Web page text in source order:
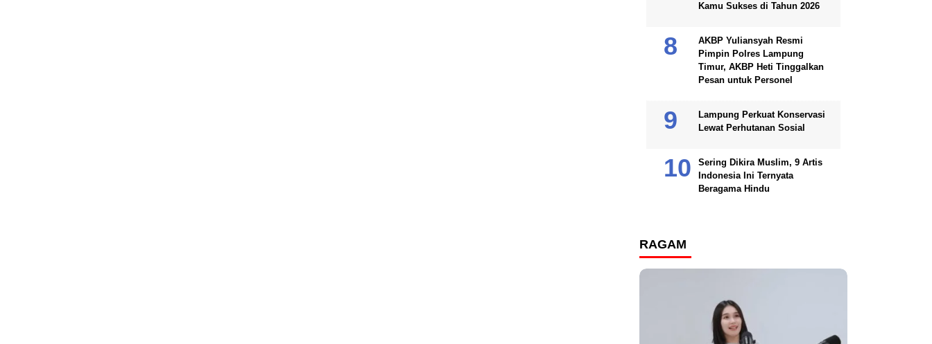
Kamu Sukses di Tahun 2026
AKBP Yuliansyah Resmi
Pimpin Polres Lampung
Timur, AKBP Heti Tinggalkan
Pesan untuk Personel
Lampung Perkuat Konservasi
Lewat Perhutanan Sosial
Sering Dikira Muslim, 9 Artis
Indonesia Ini Ternyata
Beragama Hindu
RAGAM